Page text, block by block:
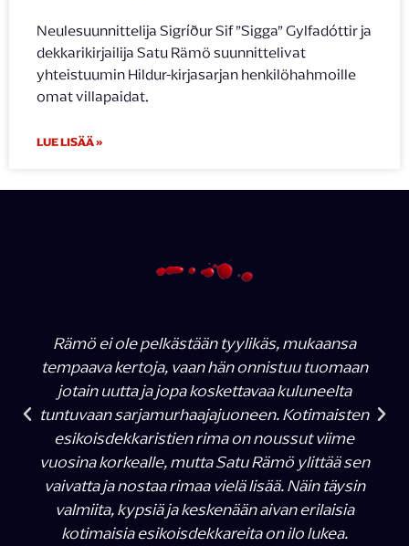
Neulesuunnittelija Sigríður Sif ”Sigga” Gylfadóttir ja
dekkarikirjailija Satu Rämö suunnittelivat
yhteistuumin Hildur-kirjasarjan henkilöhahmoille
omat villapaidat.
LUE LISÄÄ »
Rämö ei ole pelkästään tyylikäs, mukaansa
tempaava kertoja, vaan hän onnistuu tuomaan
jotain uutta ja jopa koskettavaa kuluneelta
tuntuvaan sarjamurhaajajuoneen. Kotimaisten
esikoisdekkaristien rima on noussut viime
vuosina korkealle, mutta Satu Rämö ylittää sen
vaivatta ja nostaa rimaa vielä lisää. Näin täysin
valmiita, kypsiä ja keskenään aivan erilaisia
kotimaisia esikoisdekkareita on ilo lukea.